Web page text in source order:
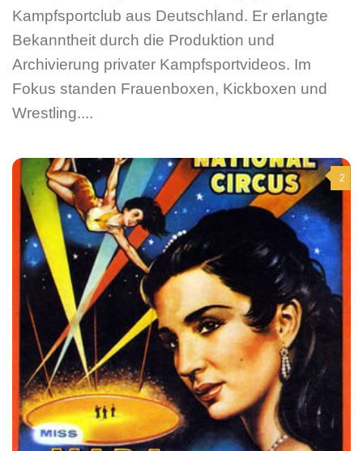
Kampfsportclub aus Deutschland. Er erlangte
Bekanntheit durch die Produktion und
Archivierung privater Kampfsportvideos. Im
Fokus standen Frauenboxen, Kickboxen und
Wrestling....
2